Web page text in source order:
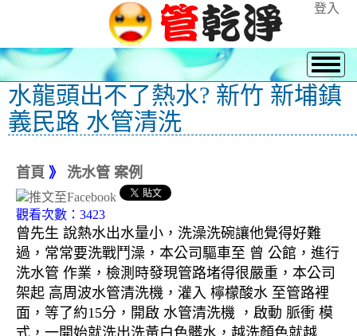
登入
水龍頭出不了熱水? 新竹 新埔鎮
義民路 水管清洗
首頁 》 洗水管 案例
觀看次數：3423
曾先生 說熱水出水量小，洗澡洗碗讓他覺得好難
過，常常要洗戰鬥澡，本公司驅車至 曾 公館，進行
洗水管 作業，檢測時發現管路堵得很嚴重，本公司
架起 高周波水管清洗機，灌入 檸檬酸水 至管路裡
面，等了約15分，開啟 水管清洗機 ，啟動 脈衝 模